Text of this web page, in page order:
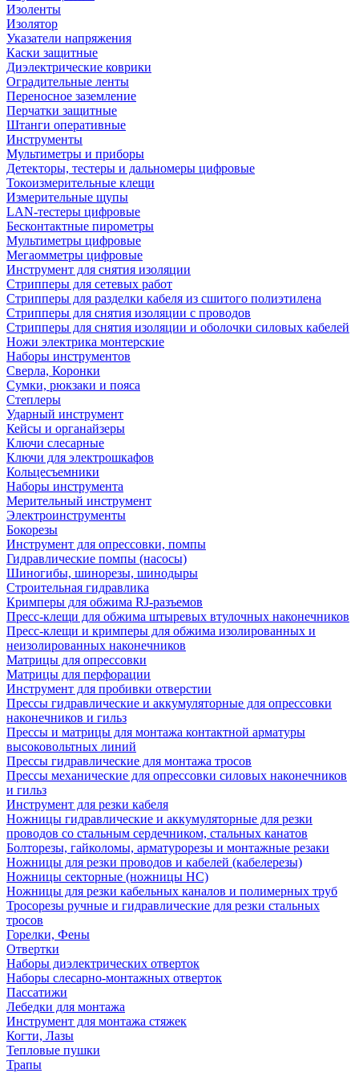
Изоленты
Изолятор
Указатели напряжения
Каски защитные
Диэлектрические коврики
Оградительные ленты
Переносное заземление
Перчатки защитные
Штанги оперативные
Инструменты
Мультиметры и приборы
Детекторы, тестеры и дальномеры цифровые
Токоизмерительные клещи
Измерительные щупы
LAN-тестеры цифровые
Бесконтактные пирометры
Мультиметры цифровые
Мегаомметры цифровые
Инструмент для снятия изоляции
Стрипперы для сетевых работ
Стрипперы для разделки кабеля из сшитого полиэтилена
Cтрипперы для снятия изоляции с проводов
Стрипперы для снятия изоляции и оболочки силовых кабелей
Ножи электрика монтерские
Наборы инструментов
Сверла, Коронки
Сумки, рюкзаки и пояса
Степлеры
Ударный инструмент
Кейсы и органайзеры
Ключи слесарные
Ключи для электрошкафов
Кольцесъемники
Наборы инструмента
Мерительный инструмент
Электроинструменты
Бокорезы
Инструмент для опрессовки, помпы
Гидравлические помпы (насосы)
Шиногибы, шинорезы, шинодыры
Строительная гидравлика
Кримперы для обжима RJ-разъемов
Пресс-клещи для обжима штыревых втулочных наконечников
Пресс-клещи и кримперы для обжима изолированных и
неизолированных наконечников
Матрицы для опрессовки
Матрицы для перфорации
Инструмент для пробивки отверстии
Прессы гидравлические и аккумуляторные для опрессовки
наконечников и гильз
Прессы и матрицы для монтажа контактной арматуры
высоковольтных линий
Прессы гидравлические для монтажа тросов
Прессы механические для опрессовки силовых наконечников
и гильз
Инструмент для резки кабеля
Ножницы гидравлические и аккумуляторные для резки
проводов со стальным сердечником, стальных канатов
Болторезы, гайколомы, арматурорезы и монтажные резаки
Ножницы для резки проводов и кабелей (кабелерезы)
Ножницы секторные (ножницы НС)
Ножницы для резки кабельных каналов и полимерных труб
Тросорезы ручные и гидравлические для резки стальных
тросов
Горелки, Фены
Отвертки
Наборы диэлектрических отверток
Наборы слесарно-монтажных отверток
Пассатижи
Лебедки для монтажа
Инструмент для монтажа стяжек
Когти, Лазы
Тепловые пушки
Трапы